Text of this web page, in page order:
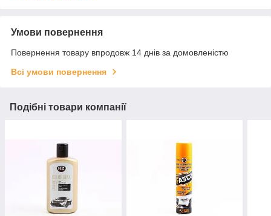
Умови повернення
Повернення товару впродовж 14 днів за домовленістю
Всі умови повернення
Подібні товари компанії